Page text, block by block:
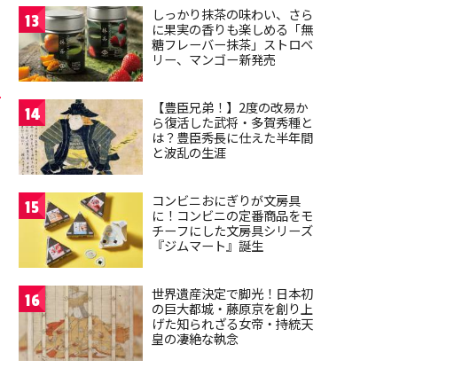
13
しっかり抹茶の味わい、さら
に果実の香りも楽しめる「無
糖フレーバー抹茶」ストロベ
リー、マンゴー新発売
14
【豊臣兄弟！】2度の改易か
ら復活した武将・多賀秀種と
は？豊臣秀長に仕えた半年間
と波乱の生涯
15
コンビニおにぎりが文房具
に！コンビニの定番商品をモ
チーフにした文房具シリーズ
『ジムマート』誕生
16
世界遺産決定で脚光！日本初
の巨大都城・藤原京を創り上
げた知られざる女帝・持統天
皇の凄絶な執念